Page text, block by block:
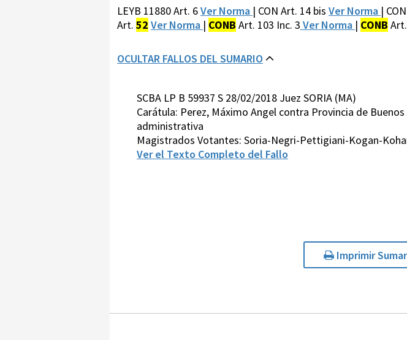
LEYB 11880 Art. 6Ver Norma | CON Art. 14 bis Ver Norma |
Art. 52 Ver Norma | CONB Art. 103 Inc. 3 Ver Norma | CONB
OCULTAR FALLOS DEL SUMARIO
SCBA LP B 59937 S 28/02/2018 Juez SORIA (MA)
Carátula: Perez, Máximo Angel contra Provincia de
administrativa
Magistrados Votantes: Soria-Negri-Pettigiani-Kogan-
Ver el Texto Completo del Fallo
Imprimir